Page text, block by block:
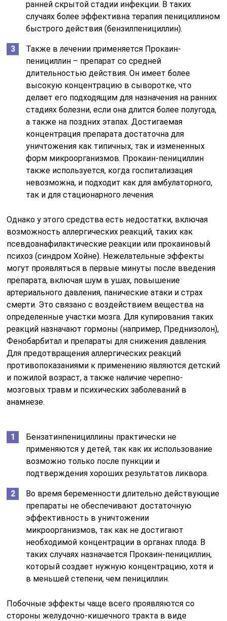
ранней скрытой стадии инфекции. В таких
случаях более эффективна терапия пенициллином
быстрого действия (бензилпенициллин).
Также в лечении применяется Прокаин-
пенициллин – препарат со средней
длительностью действия. Он имеет более
высокую концентрацию в сыворотке, что
делает его подходящим для назначения на ранних
стадиях болезни, если она длится более полугода,
а также на поздних этапах. Достигаемая
концентрация препарата достаточна для
уничтожения как типичных, так и измененных
форм микроорганизмов. Прокаин-пенициллин
также используется, когда госпитализация
невозможна, и подходит как для амбулаторного,
так и для стационарного лечения.
Однако у этого средства есть недостатки, включая
возможность аллергических реакций, таких как
псевдоанафилактические реакции или прокаиновый
психоз (синдром Хойне). Нежелательные эффекты
могут проявляться в первые минуты после введения
препарата, включая шум в ушах, повышение
артериального давления, панические атаки и страх
смерти. Это связано с воздействием вещества на
определенные участки мозга. Для купирования таких
реакций назначают гормоны (например, Преднизолон),
Фенобарбитал и препараты для снижения давления.
Для предотвращения аллергических реакций
противопоказаниями к применению являются детский
и пожилой возраст, а также наличие черепно-
мозговых травм и психических заболеваний в
анамнезе.
Бензатинпенициллины практически не
применяются у детей, так как их использование
возможно только после пункции и
подтверждения хороших результатов ликвора.
Во время беременности длительно действующие
препараты не обеспечивают достаточную
эффективность в уничтожении
микроорганизмов, так как не достигают
необходимой концентрации в органах плода. В
таких случаях назначается Прокаин-пенициллин,
который создает нужную концентрацию, хотя и
в меньшей степени, чем пенициллин.
Побочные эффекты чаще всего проявляются со
стороны желудочно-кишечного тракта в виде